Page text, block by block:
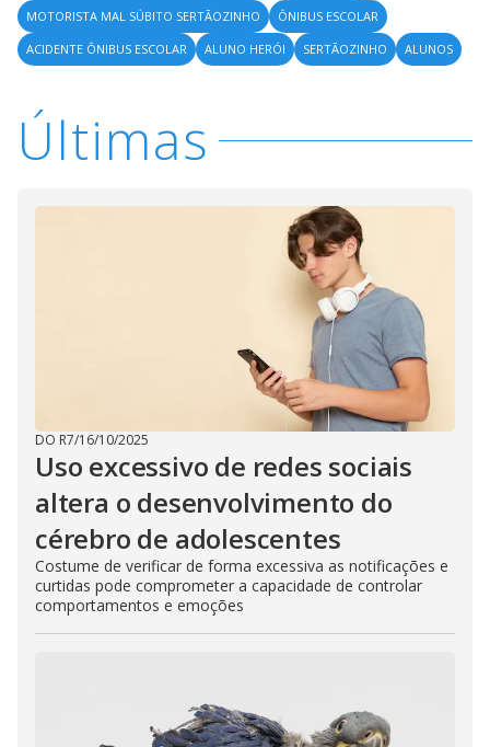
MOTORISTA MAL SÚBITO SERTÃOZINHO
ÔNIBUS ESCOLAR
ACIDENTE ÔNIBUS ESCOLAR
ALUNO HERÓI SERTÃOZINHO ALUNOS
Últimas
DO R7/16/10/2025
Uso excessivo de redes sociais
altera o desenvolvimento do
cérebro de adolescentes
Costume de verificar de forma excessiva as notificações e
curtidas pode comprometer a capacidade de controlar
comportamentos e emoções